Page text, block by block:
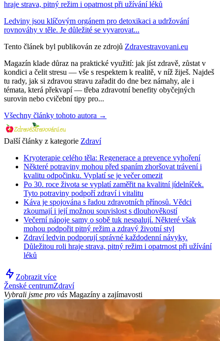
hraje strava, pitný režim i opatrnost při užívání léků
Ledviny jsou klíčovým orgánem pro detoxikaci a udržování
rovnováhy v těle. Je důležité se vyvarovat...
Tento článek byl publikován ze zdrojů Zdravestravovani.eu
Magazín klade důraz na praktické využití: jak jíst zdravě, zůstat v
kondici a čelit stresu — vše s respektem k realitě, v níž žiješ. Najdeš
tu rady, jak si zdravou stravu zařadit do dne bez námahy, ale i
témata, která překvapí — třeba zdravotní benefity obyčejných
surovin nebo cvičební tipy pro...
Všechny články tohoto autora →
Další články z kategorie Zdraví
Kryoterapie celého těla: Regenerace a prevence vyhoření
Některé potraviny mohou před spaním zhoršovat trávení i
kvalitu odpočinku. Vyplatí se je večer omezit
Po 30. roce života se vyplatí zaměřit na kvalitní jídelníček.
Tyto potraviny podpoří zdraví i vitalitu
Káva je spojována s řadou zdravotních přínosů. Vědci
zkoumají i její možnou souvislost s dlouhověkostí
Večerní nápoje samy o sobě tuk nespalují. Některé však
mohou podpořit pitný režim a zdravý životní styl
Zdraví ledvin podporují správné každodenní návyky.
Důležitou roli hraje strava, pitný režim i opatrnost při užívání
léků
Zobrazit více
Ženské centrumZdraví
Vybrali jsme pro vás Magazíny a zajímavosti